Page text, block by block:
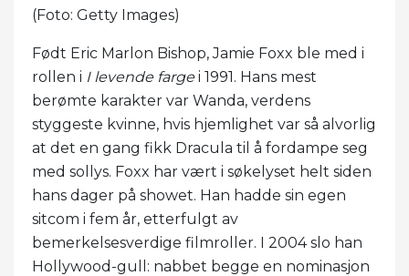
(Foto: Getty Images)
Født Eric Marlon Bishop, Jamie Foxx ble med i
rollen i I levende fargei 1991. Hans mest
berømte karakter var Wanda, verdens
styggeste kvinne, hvis hjemlighet var så alvorlig
at det en gang fikk Dracula til å fordampe seg
med sollys. Foxx har vært i søkelyset helt siden
hans dager på showet. Han hadde sin egen
sitcom i fem år, etterfulgt av
bemerkelsesverdige filmroller. I 2004 slo han
Hollywood-gull: nabbet begge en nominasjon